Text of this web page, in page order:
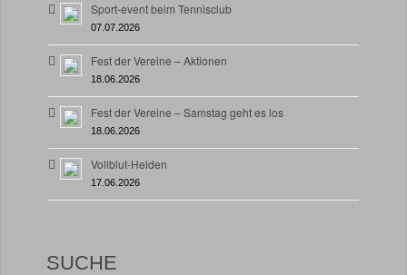
Sport-event beim Tennisclub
07.07.2026
Fest der Vereine – Aktionen
18.06.2026
Fest der Vereine – Samstag geht es los
18.06.2026
Vollblut-Helden
17.06.2026
SUCHE